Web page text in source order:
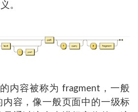
。
内容被称为 fragment，一般
内容，像一般页面中的一级标